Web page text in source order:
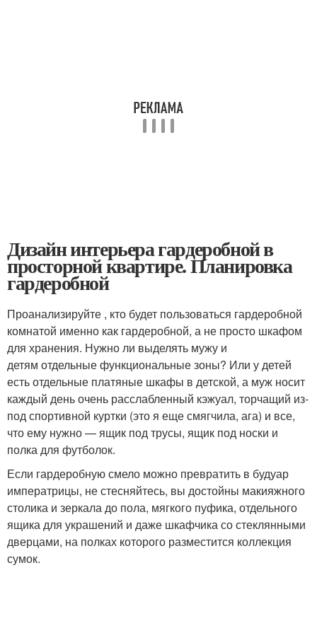
Дизайн интерьера гардеробной в
просторной квартире. Планировка
гардеробной
Проанализируйте , кто будет пользоваться гардеробной
комнатой именно как гардеробной, а не просто шкафом
для хранения. Нужно ли выделять мужу и
детям отдельные функциональные зоны? Или у детей
есть отдельные платяные шкафы в детской, а муж носит
каждый день очень расслабленный кэжуал, торчащий из-
под спортивной куртки (это я еще смягчила, ага) и все,
что ему нужно — ящик под трусы, ящик под носки и
полка для футболок.
Если гардеробную смело можно превратить в будуар
императрицы, не стесняйтесь, вы достойны макияжного
столика и зеркала до пола, мягкого пуфика, отдельного
ящика для украшений и даже шкафчика со стеклянными
дверцами, на полках которого разместится коллекция
сумок.